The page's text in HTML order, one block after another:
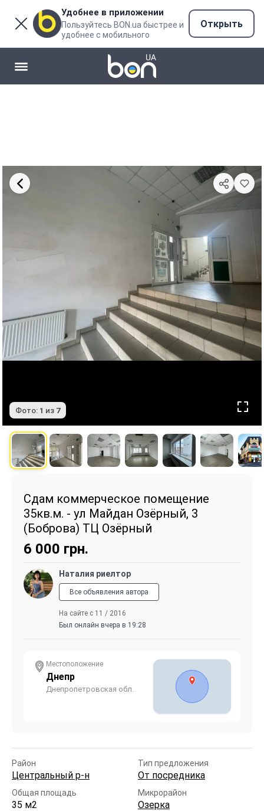
Удобнее в приложении
Пользуйтесь BON.ua быстрее и
удобнее с мобильного
Открыть
Фото: 1 из 7
Сдам коммерческое помещение
35кв.м. - ул Майдан Озёрный, 3
(Боброва) ТЦ Озёрный
6 000 грн.
Наталия риелтор
Все объявления автора
На сайте с 11 / 2016
Был онлайн вчера в 19:28
Местоположение
Днепр
Днепропетровская обл.
Район
Центральный р-н
Тип предложения
От посредника
Общая площадь
35 м2
Микрорайон
Озерка